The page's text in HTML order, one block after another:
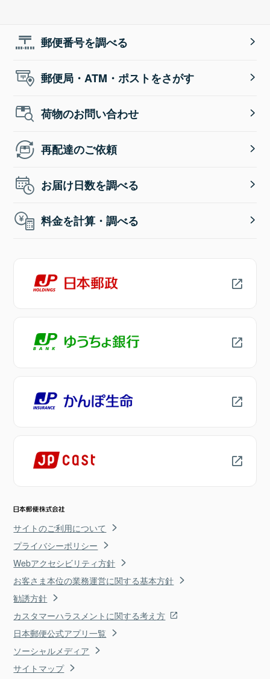
郵便番号を調べる
郵便局・ATM・ポストをさがす
荷物のお問い合わせ
再配達のご依頼
お届け日数を調べる
料金を計算・調べる
サイトのご利用について
プライバシーポリシー
Webアクセシビリティ方針
お客さま本位の業務運営に関する基本方針
勧誘方針
カスタマーハラスメントに関する考え方
日本郵便公式アプリ一覧
ソーシャルメディア
サイトマップ